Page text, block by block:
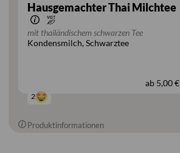
Hausgemachter Thai Milchtee
mit thailändischem schwarzen Tee
Kondensmilch Schwarztee
ab 5,00 €
2
Produktinformationen